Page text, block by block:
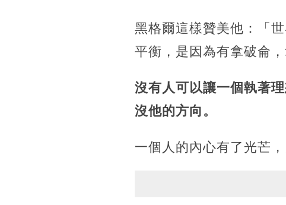
黑格爾這樣贊美他：「
平衡，是因為有拿破侖
沒有人可以讓一個執著
沒他的方向。
一個人的內心有了光芒